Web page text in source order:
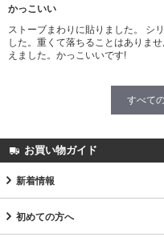
かっこいい
ストーブまわりに貼りました。 シ
した。重くて落ちることはありま
えました。かっこいいです!
すべて
お買い物ガイド
新着情報
初めての方へ